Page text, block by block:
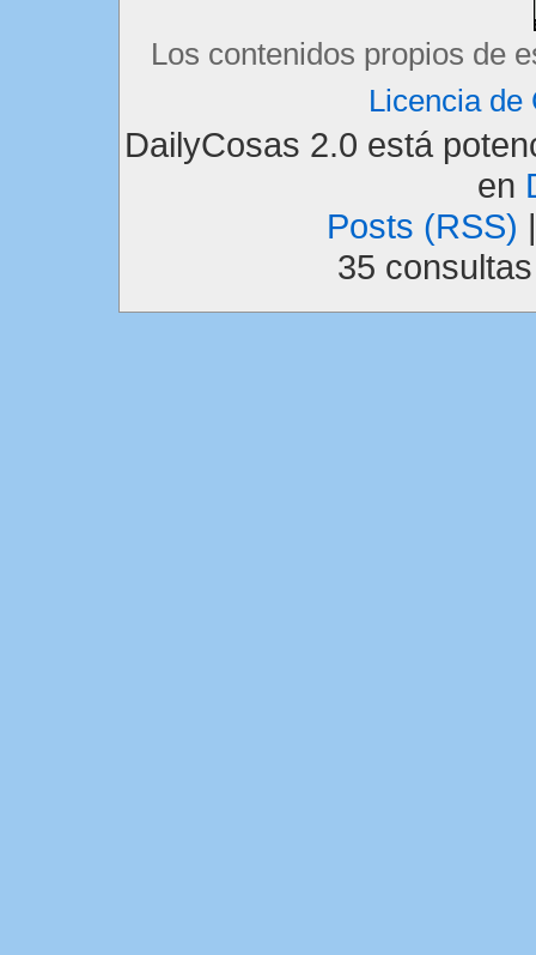
Los contenidos propios de
Licencia de
DailyCosas 2.0 está
en
Posts (RSS)
35